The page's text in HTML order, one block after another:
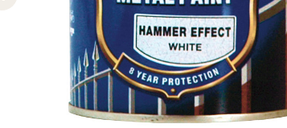
Previous slide